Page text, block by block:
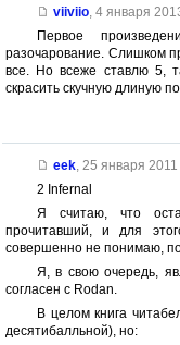
viiviio, 4 января
Первое
разочарование. Слишком
все. Но всеже ставлю 5,
скрасить скучную длиную
eek, 25 января 2011
2 Infernal
Я считаю, что
прочитавший, и для
совершенно не понимаю,
Я, в свою очередь,
согласен с Rodan.
В целом книга
десятибалльной), но: